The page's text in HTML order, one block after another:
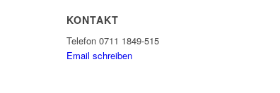
KONTAKT
Telefon 0711 1849-515
Email schreiben